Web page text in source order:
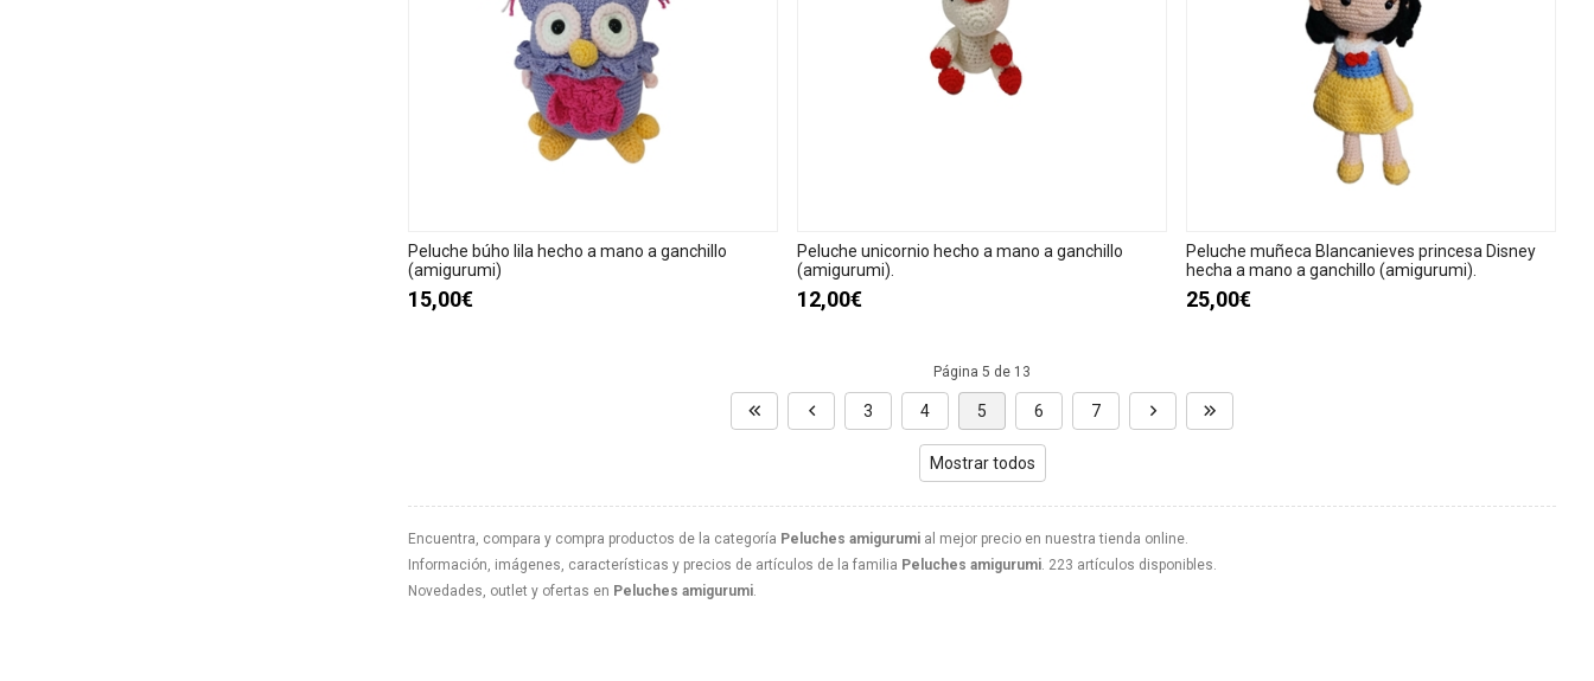
Encuentra, compara y compra productos de la categoría Peluches amigurumi al mejor precio en nuestra tienda online.
Información, imágenes, características y precios de artículos de la familia Peluches amigurumi. 223 artículos disponibles.
Novedades, outlet y ofertas en Peluches amigurumi.
Peluche búho lila hecho a mano a ganchillo
(amigurumi)
15,00€
Peluche unicornio hecho a mano a ganchillo
(amigurumi).
12,00€
Peluche muñeca Blancanieves princesa Disney
hecha a mano a ganchillo (amigurumi).
25,00€
Página 5 de 13
3 4 5 6 7
Mostrar todos